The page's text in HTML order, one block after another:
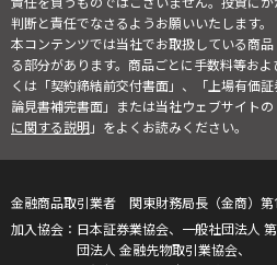
判断と責任でなさるようお願いいたします。
本コンテンツでは当社でお取扱している商
る部分があります。商品ごとに手数料等お
くは「契約締結前交付書面」、「上場有価
論見書補完書面」または当社ウェブサイトの
に関する説明」をよくお読みください。
金融商品取引業者 関東財務局長（金商）
日本証券業協会、一般社団法人
団法人 金融先物取引業協会、